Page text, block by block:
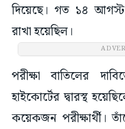
দিয়েছে। গত ১৪ আগস্ট
রাখা হয়েছিল।
পরীক্ষা বাতিলের
হাইকোর্টের দ্বারস্থ
কয়েকজন পরীক্ষার্থী।